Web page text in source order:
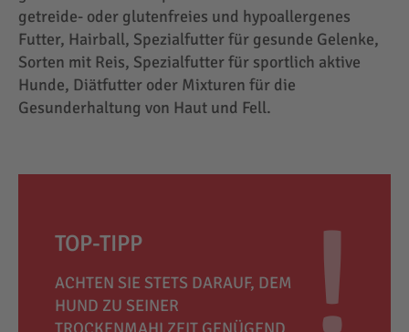
getreide- oder glutenfreies und hypoallergenes
Futter, Hairball, Spezialfutter für gesunde Gelenke,
Sorten mit Reis, Spezialfutter für sportlich aktive
Hunde, Diätfutter oder Mixturen für die
Gesunderhaltung von Haut und Fell.
TOP-TIPP
ACHTEN SIE STETS DARAUF, DEM
HUND ZU SEINER